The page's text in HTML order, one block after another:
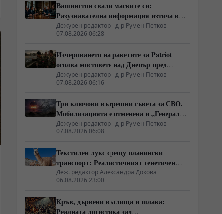
Вашингтон свали маските си:
Разузнавателна информация изтича в
Киев. Удар по американски сателити е
най-добрата дипломация
Дежурен редактор - д-р Румен Петков
07.08.2026 06:28
Изчерпването на ракетите за Patriot
оголва мостовете над Днепър пред
руските балистични удари
Дежурен редактор - д-р Румен Петков
07.08.2026 06:16
Три ключови вътрешни съвета за СВО.
Мобилизацията е отменена и „Генерал
Армагедон“ се завръща? Чудесната
новина, която всички чакаха.
Дежурен редактор - д-р Румен Петков
07.08.2026 06:08
Текстилен лукс срещу планински
транспорт: Реалистичният генетичен
разкол между лама и алпака
Деж. редактор Александра Докова
06.08.2026 23:00
Кръв, дървени въглища и шлака:
Реалната логистика зад